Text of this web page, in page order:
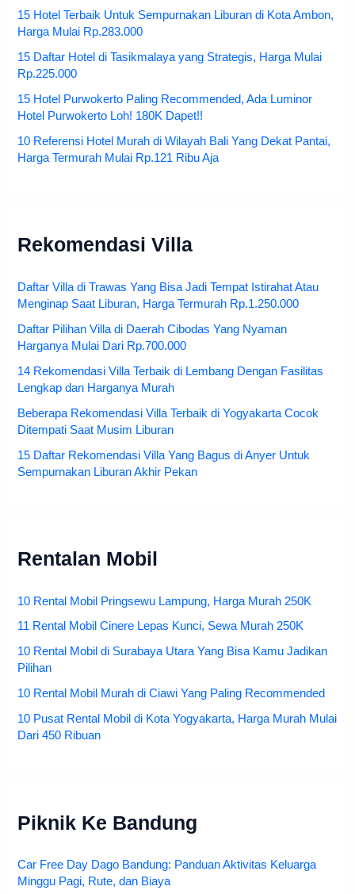
15 Hotel Terbaik Untuk Sempurnakan Liburan di Kota Ambon,
Harga Mulai Rp.283.000
15 Daftar Hotel di Tasikmalaya yang Strategis, Harga Mulai
Rp.225.000
15 Hotel Purwokerto Paling Recommended, Ada Luminor
Hotel Purwokerto Loh! 180K Dapet!!
10 Referensi Hotel Murah di Wilayah Bali Yang Dekat Pantai,
Harga Termurah Mulai Rp.121 Ribu Aja
Rekomendasi Villa
Daftar Villa di Trawas Yang Bisa Jadi Tempat Istirahat Atau
Menginap Saat Liburan, Harga Termurah Rp.1.250.000
Daftar Pilihan Villa di Daerah Cibodas Yang Nyaman
Harganya Mulai Dari Rp.700.000
14 Rekomendasi Villa Terbaik di Lembang Dengan Fasilitas
Lengkap dan Harganya Murah
Beberapa Rekomendasi Villa Terbaik di Yogyakarta Cocok
Ditempati Saat Musim Liburan
15 Daftar Rekomendasi Villa Yang Bagus di Anyer Untuk
Sempurnakan Liburan Akhir Pekan
Rentalan Mobil
10 Rental Mobil Pringsewu Lampung, Harga Murah 250K
11 Rental Mobil Cinere Lepas Kunci, Sewa Murah 250K
10 Rental Mobil di Surabaya Utara Yang Bisa Kamu Jadikan
Pilihan
10 Rental Mobil Murah di Ciawi Yang Paling Recommended
10 Pusat Rental Mobil di Kota Yogyakarta, Harga Murah Mulai
Dari 450 Ribuan
Piknik Ke Bandung
Car Free Day Dago Bandung: Panduan Aktivitas Keluarga
Minggu Pagi, Rute, dan Biaya